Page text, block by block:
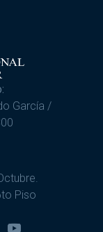
García /
Piso